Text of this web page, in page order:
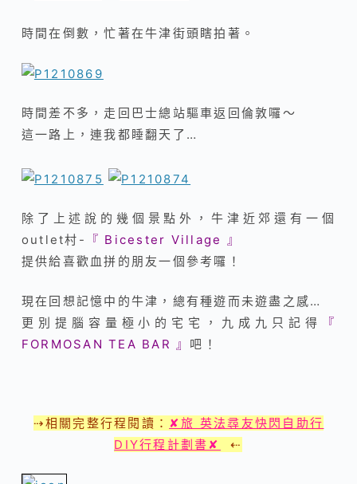
時間在倒數，忙著在牛津街頭瞎拍著。
時間差不多，走回巴士總站驅車返回倫敦囉～
這一路上，連我都睡翻天了…
除了上述說的幾個景點外，牛津近郊還有一個
outlet村-
『 Bicester Village 』
提供給喜歡血拼的朋友一個參考囉！
現在回想記憶中的牛津，總有種遊而未遊盡之感…
更別提腦容量極小的宅宅，九成九只記得
『
FORMOSAN TEA BAR 』 吧！
⇢相關完整行程閱讀： ✘旅 英法尋友快閃自助行
DIY行程計劃書✘
⇠